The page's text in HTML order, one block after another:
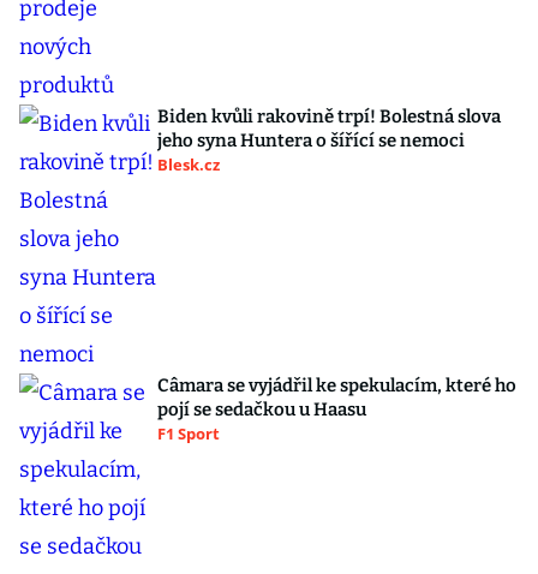
Biden kvůli rakovině trpí! Bolestná slova
jeho syna Huntera o šířící se nemoci
Blesk.cz
Câmara se vyjádřil ke spekulacím, které ho
pojí se sedačkou u Haasu
F1 Sport